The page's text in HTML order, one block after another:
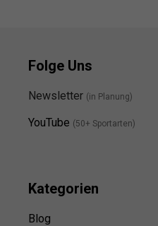
Folge Uns
Newsletter (in Planung)
YouTube (50+ Sportarten)
Kategorien
Blog